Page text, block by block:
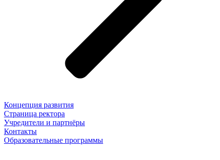
Концепция развития
Страница ректора
Учредители и партнёры
Контакты
Образовательные программы